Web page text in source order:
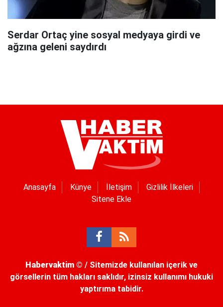
Serdar Ortaç yine sosyal medyaya girdi ve
ağzına geleni saydırdı
Anasayfa Künye İletişim
Gizlilik İlkeleri
Sitene Ekle
Habervaktim © / Sitemizde kullanılan içerik ve
görsellerin tüm hakları saklıdır, izinsiz kullanımı hukuki
yaptırıma tabidir.